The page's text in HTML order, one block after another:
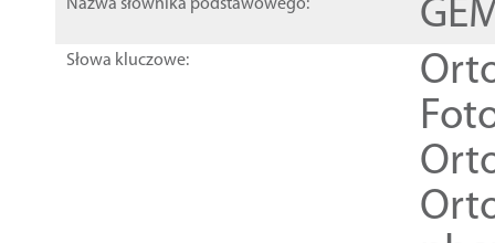
Nazwa słownika podstawowego:
Słowa kluczowe: